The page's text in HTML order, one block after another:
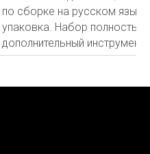
по сборке на русском
упаковка. Набор полностью
дополнительный инструмент